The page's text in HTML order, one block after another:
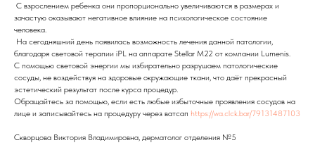
С взрослением ребенка они пропорционально увеличиваются в размерах и
зачастую оказывают негативное влияние на психологическое состояние
человека.
На сегодняшний день появилась возможность лечения данной патологии,
благодаря световой терапии іРL на аппарате Stellar M22 от компании Lumenis.
С помощью световой энергии мы избирательно разрушаем патологические
сосуды, не воздействуя на здоровые окружающие ткани, что даёт прекрасный
эстетический результат после курса процедур.
Обращайтесь за помощью, если есть любые избыточные проявления сосудов на
лице и записывайтесь на процедуру через ватсап https://wa.clck.bar/79131487103
Скворцова Виктория Владимировна, дерматолог отделения №5